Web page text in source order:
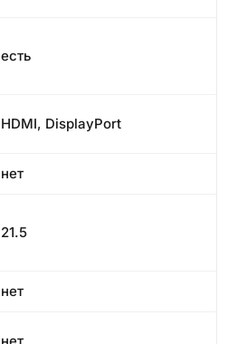
есть
HDMI, DisplayPort
нет
21.5
нет